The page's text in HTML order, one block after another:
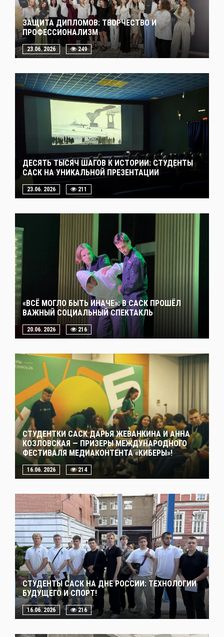
ЗАЩИТА ДИПЛОМОВ: ТВОРЧЕСТВО И
ПРОФЕССИОНАЛИЗМ
23.06. 2026 249
ДЕСЯТЬ ТЫСЯЧ ШАГОВ К ИСТОРИИ: СТУДЕНТЫ
САСК НА УНИКАЛЬНОЙ ПРЕЗЕНТАЦИИ
23.06. 2026 211
«ВСЁ МОГЛО БЫТЬ ИНАЧЕ»: В САСК ПРОШЁЛ
ВАЖНЫЙ СОЦИАЛЬНЫЙ СПЕКТАКЛЬ
20.06. 2026 216
СТУДЕНТКИ САСК ДАРЬЯ ЖЕВАНКИНА И АННА
КОЗЛОВСКАЯ — ПРИЗЕРЫ МЕЖДУНАРОДНОГО
ФЕСТИВАЛЯ МЕДИАКОНТЕНТА «КИБЕРЫ»!
16.06. 2026 214
СТУДЕНТЫ САСК НА ДНЕ РОССИИ: ТЕХНОЛОГИИ
БУДУЩЕГО И СПОРТ!
16.06. 2026 216